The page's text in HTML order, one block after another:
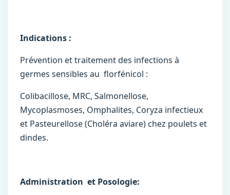
Indications :
Prévention et traitement des infections à
germes sensibles au florfénicol :
Colibacillose, MRC, Salmonellose,
Mycoplasmoses, Omphalites, Coryza infectieux
et Pasteurellose (Choléra aviare) chez poulets et
dindes.
Administration et Posologie: